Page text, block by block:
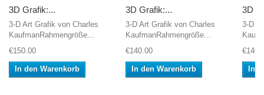
3D Grafik:...
3-D Art Grafik von Charles
KaufmanRahmengröße...
€150.00
In den Warenkorb
3D Grafik:...
3-D Art Grafik von Charles
KaufmanRahmengröße...
€140.00
In den Warenkorb
3D
3-D
In